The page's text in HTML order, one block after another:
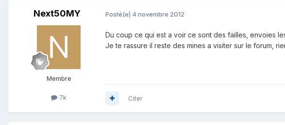
Next50MY
Membre
7k
Posté(e) 4 novembre 2012
Du coup ce qui est a voir ce sont des failles, envoies
Je te rassure il reste des mines a visiter sur le forum,
Citer